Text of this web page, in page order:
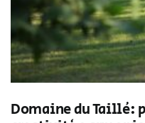
Domaine du Taillé: